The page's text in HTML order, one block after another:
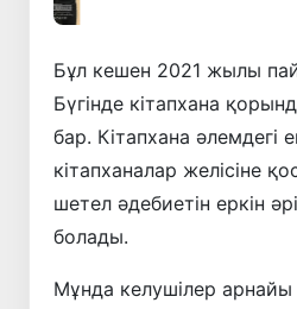
Бұл кешен 2021 жылы
Бүгінде кітапхана
бар. Кітапхана әлемдегі
кітапханалар желісіне
шетел әдебиетін еркін
болады.
Мұнда келушілер